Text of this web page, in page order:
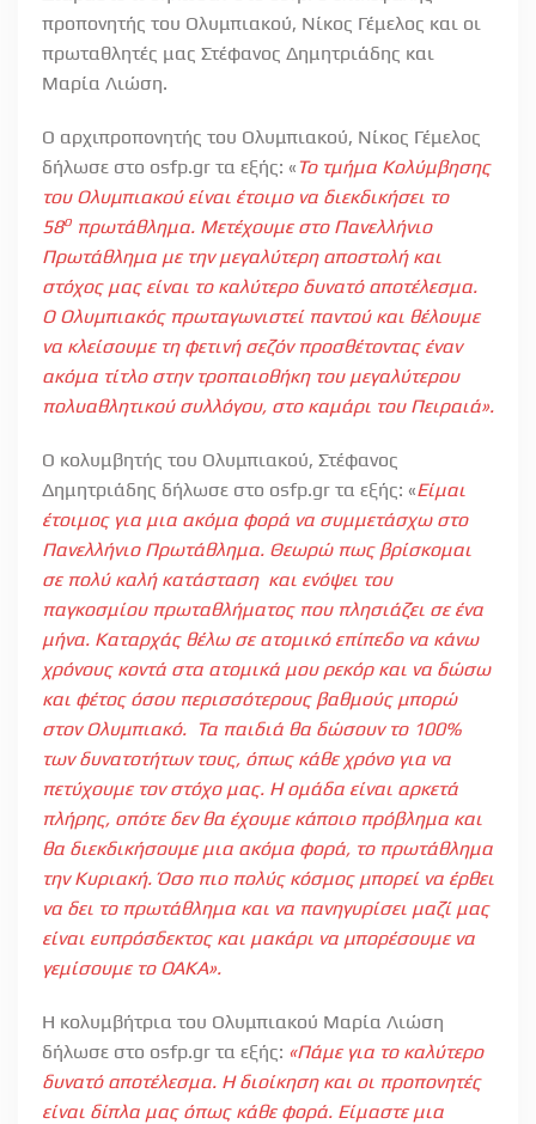
προπονητής του Ολυμπιακού, Νίκος Γέμελος και οι
πρωταθλητές μας Στέφανος Δημητριάδης και
Μαρία Λιώση.
Ο αρχιπροπονητής του Ολυμπιακού, Νίκος Γέμελος
δήλωσε στο osfp.gr τα εξής: «Το τμήμα Κολύμβησης
του Ολυμπιακού είναι έτοιμο να διεκδικήσει το
58ο πρωτάθλημα. Μετέχουμε στο Πανελλήνιο
Πρωτάθλημα με την μεγαλύτερη αποστολή και
στόχος μας είναι το καλύτερο δυνατό αποτέλεσμα.
Ο Ολυμπιακός πρωταγωνιστεί παντού και θέλουμε
να κλείσουμε τη φετινή σεζόν προσθέτοντας έναν
ακόμα τίτλο στην τροπαιοθήκη του μεγαλύτερου
πολυαθλητικού συλλόγου, στο καμάρι του Πειραιά».
Ο κολυμβητής του Ολυμπιακού, Στέφανος
Δημητριάδης δήλωσε στο osfp.gr τα εξής: «Είμαι
έτοιμος για μια ακόμα φορά να συμμετάσχω στο
Πανελλήνιο Πρωτάθλημα. Θεωρώ πως βρίσκομαι
σε πολύ καλή κατάσταση και ενόψει του
παγκοσμίου πρωταθλήματος που πλησιάζει σε ένα
μήνα. Καταρχάς θέλω σε ατομικό επίπεδο να κάνω
χρόνους κοντά στα ατομικά μου ρεκόρ και να δώσω
και φέτος όσου περισσότερους βαθμούς μπορώ
στον Ολυμπιακό. Τα παιδιά θα δώσουν το 100%
των δυνατοτήτων τους, όπως κάθε χρόνο για να
πετύχουμε τον στόχο μας. Η ομάδα είναι αρκετά
πλήρης, οπότε δεν θα έχουμε κάποιο πρόβλημα και
θα διεκδικήσουμε μια ακόμα φορά, το πρωτάθλημα
την Κυριακή. Όσο πιο πολύς κόσμος μπορεί να έρθει
να δει το πρωτάθλημα και να πανηγυρίσει μαζί μας
είναι ευπρόσδεκτος και μακάρι να μπορέσουμε να
γεμίσουμε το ΟΑΚΑ».
H κολυμβήτρια του Ολυμπιακού Μαρία Λιώση
δήλωσε στο osfp.gr τα εξής: «Πάμε για το καλύτερο
δυνατό αποτέλεσμα. Η διοίκηση και οι προπονητές
είναι δίπλα μας όπως κάθε φορά. Είμαστε μια